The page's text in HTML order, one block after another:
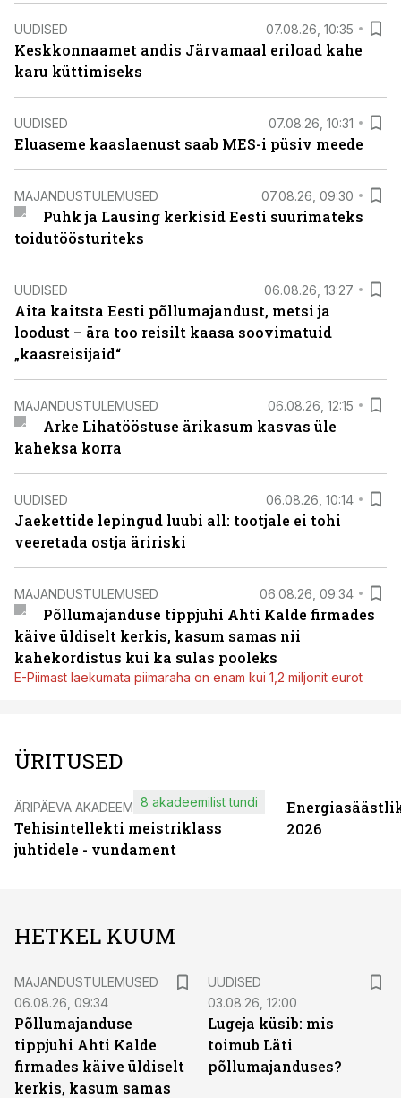
UUDISED 07.08.26, 10:35
Keskkonnaamet andis Järvamaal eriload kahe
karu küttimiseks
UUDISED 07.08.26, 10:31
Eluaseme kaaslaenust saab MES-i püsiv meede
MAJANDUSTULEMUSED 07.08.26, 09:30
Puhk ja Lausing kerkisid Eesti suurimateks
toidutöösturiteks
UUDISED 06.08.26, 13:27
Aita kaitsta Eesti põllumajandust, metsi ja
loodust – ära too reisilt kaasa soovimatuid
„kaasreisijaid“
MAJANDUSTULEMUSED 06.08.26, 12:15
Arke Lihatööstuse ärikasum kasvas üle
kaheksa korra
UUDISED 06.08.26, 10:14
Jaekettide lepingud luubi all: tootjale ei tohi
veeretada ostja äririski
MAJANDUSTULEMUSED 06.08.26, 09:34
Põllumajanduse tippjuhi Ahti Kalde firmades
käive üldiselt kerkis, kasum samas nii
kahekordistus kui ka sulas pooleks
E-Piimast laekumata piimaraha on enam kui 1,2 miljonit eurot
ÜRITUSED
ÄRIPÄEVA AKADEEMIA
Tehisintellekti meistriklass
juhtidele - vundament
8 akadeemilist tundi
2026
HETKEL KUUM
MAJANDUSTULEMUSED
06.08.26, 09:34
Põllumajanduse
tippjuhi Ahti Kalde
firmades käive üldiselt
kerkis, kasum samas
UUDISED
03.08.26, 12:00
Lugeja küsib: mis
toimub Läti
põllumajanduses?